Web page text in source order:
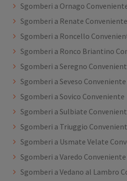
Sgomberi a Ornago
Sgomberi a Renate Conveniente
Sgomberi a Roncello
Sgomberi a Ronco Briantino
Sgomberi a Seregno
Sgomberi a Seveso Conveniente
Sgomberi a Sovico Conveniente
Sgomberi a Sulbiate
Sgomberi a Triuggio
Sgomberi a Usmate Velate
Sgomberi a Varedo Conveniente
Sgomberi a Vedano al Lambro